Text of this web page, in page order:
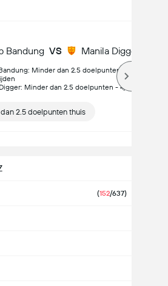
Bandung VS Manila Digger
Minder dan 2.5 doelpunten thuis - 5/5
Minder dan 2.5 doelpunten - 4/5
2.5 doelpunten thuis
(152/637)